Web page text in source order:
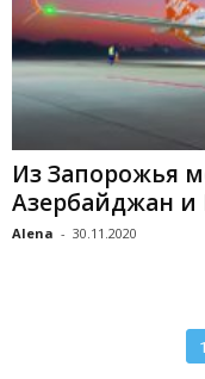
Из Запорожья
Азербайджан
Alena - 30.11.2020
1